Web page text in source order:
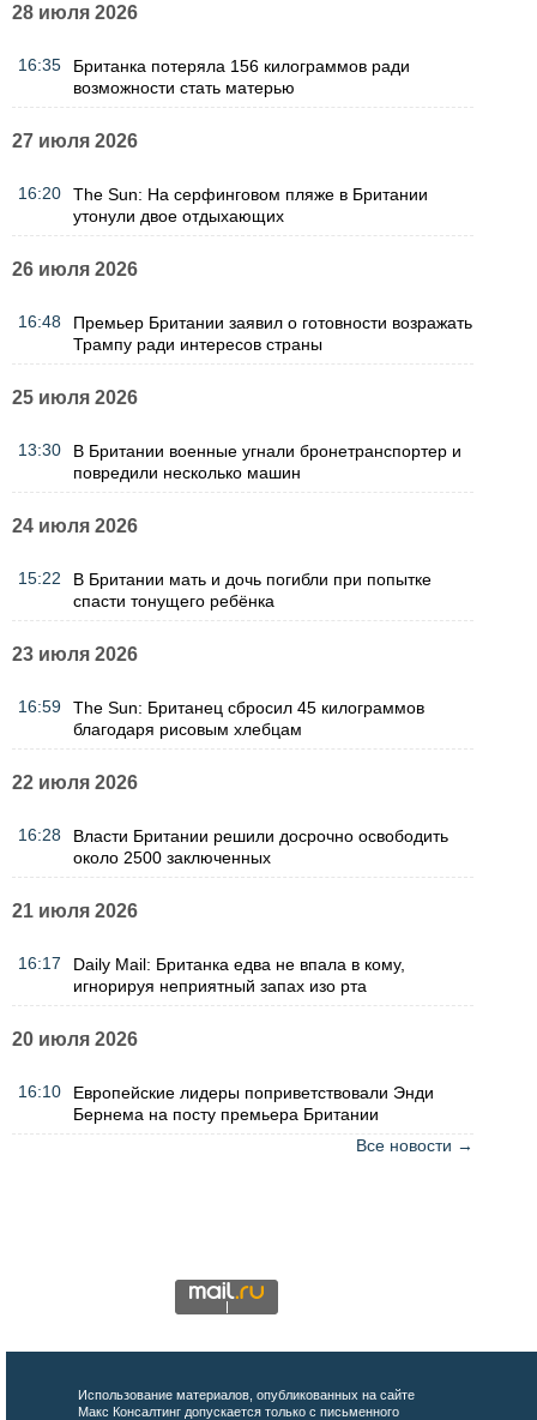
28 июля 2026
16:35
Британка потеряла 156 килограммов ради
возможности стать матерью
27 июля 2026
16:20
The Sun: На серфинговом пляже в Британии
утонули двое отдыхающих
26 июля 2026
16:48
Премьер Британии заявил о готовности возражать
Трампу ради интересов страны
25 июля 2026
13:30
В Британии военные угнали бронетранспортер и
повредили несколько машин
24 июля 2026
15:22
В Британии мать и дочь погибли при попытке
спасти тонущего ребёнка
23 июля 2026
16:59
The Sun: Британец сбросил 45 килограммов
благодаря рисовым хлебцам
22 июля 2026
16:28
Власти Британии решили досрочно освободить
около 2500 заключенных
21 июля 2026
16:17
Daily Mail: Британка едва не впала в кому,
игнорируя неприятный запах изо рта
20 июля 2026
16:10
Европейские лидеры поприветствовали Энди
Бернема на посту премьера Британии
Все новости →
Использование материалов, опубликованных на сайте
Макс Консалтинг допускается только с письменного